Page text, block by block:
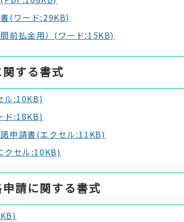
(ワード:29KB)
前払金用）(ワード:15KB)
する書式
ル:10KB)
ド:18KB)
申請書(エクセル:11KB)
クセル:10KB)
請に関する書式